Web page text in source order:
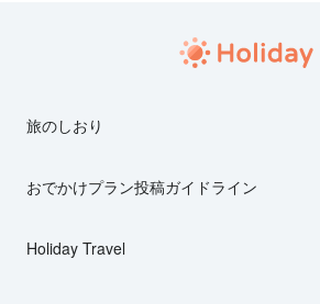
旅のしおり
おでかけプラン投稿ガイドライン
Holiday Travel